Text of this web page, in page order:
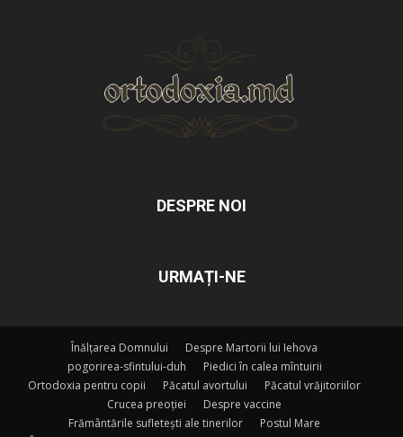
DESPRE NOI
URMAȚI-NE
Înălțarea Domnului
Despre Martorii lui Iehova
pogorirea-sfintului-duh
Piedici în calea mîntuirii
Ortodoxia pentru copii
Păcatul avortului
Păcatul vrăjitoriilor
Crucea preoției
Despre vaccine
Frământările sufletești ale tinerilor
Postul Mare